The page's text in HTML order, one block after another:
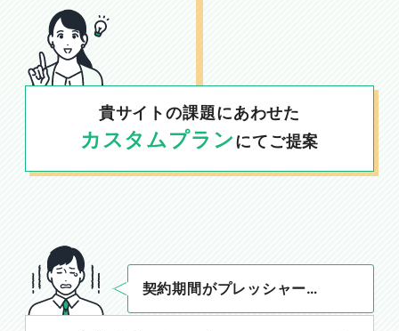
貴サイトの課題にあわせた
カスタムプランにてご提案
契約期間がプレッシャー…